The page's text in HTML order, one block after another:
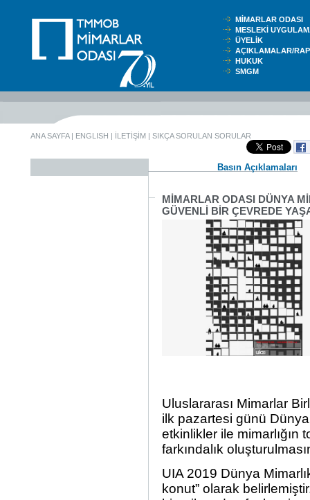
MİMARLAR ODASI
MESLEKİ
ÜYELİK
AÇIKLAMALAR/
HUKUK
SMGM
ANA SAYFA| ENGLISH | İLETİŞİM | SIKÇA SORULAN SORULAR
Basın Açıklamaları
MİMARLAR ODASI DÜNYA
GÜVENLİ BİR ÇEVREDE
Uluslararası Mimarlar
ilk pazartesi günü
etkinlikler ile
farkındalık
UIA 2019 Dünya
konut” olarak